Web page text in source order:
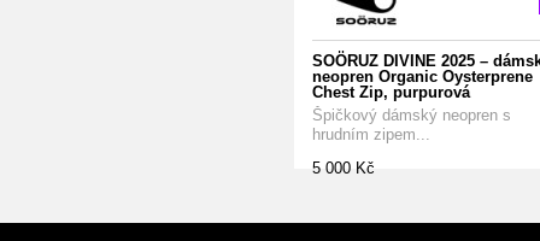
SOÖRUZ DIVINE 2025 –
neopren Organic Oysterprene
Chest Zip, purpurová
Špičkový dámský neopren s
hrudním zipem...
5 000 Kč